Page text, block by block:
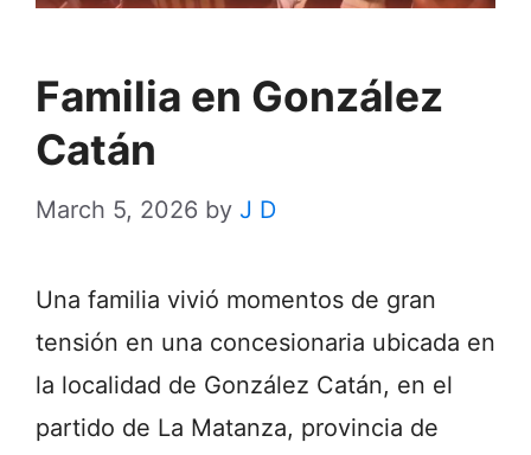
Familia en González
Catán
March 5, 2026 by J D
Una familia vivió momentos de gran
tensión en una concesionaria ubicada en
la localidad de González Catán, en el
partido de La Matanza, provincia de